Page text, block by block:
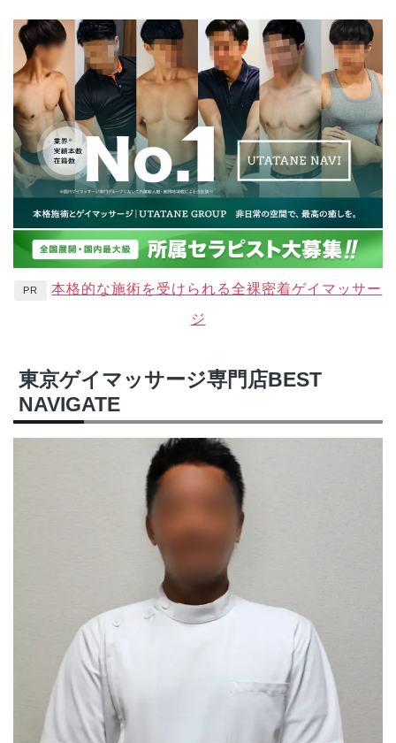
PR 本格的な施術を受けられる全裸密着ゲイマッサー
ジ
東京ゲイマッサージ専門店BEST
NAVIGATE